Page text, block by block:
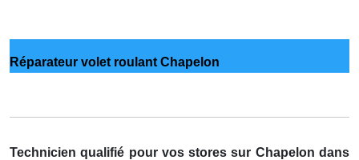
Réparateur volet roulant Chapelon
Technicien qualifié pour vos stores sur Chapelon dans